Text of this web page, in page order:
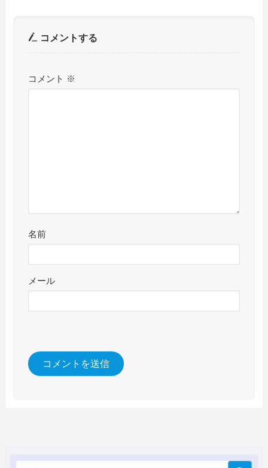
コメントする
コメント ※
名前
メール